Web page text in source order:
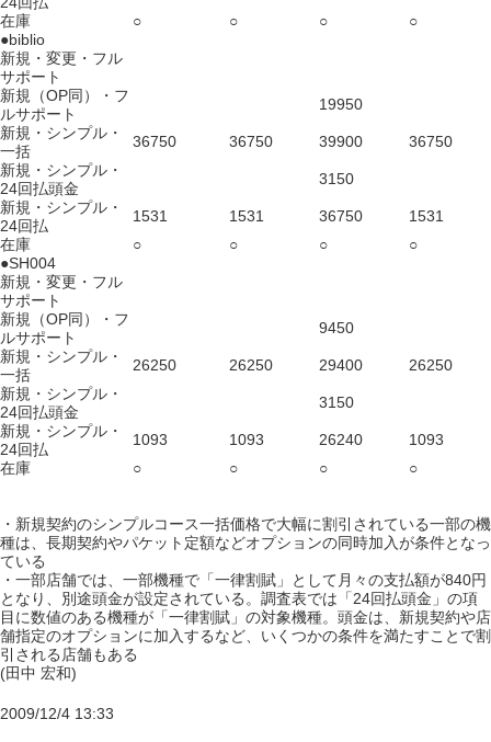
在庫
○ ○ ○
○
●biblio
新規・変更・フル
サポート
新規（OP同）・フ
ルサポート
19950
新規・シンプル・
一括
36750 36750 39900
36750
新規・シンプル・
24回払頭金
3150
新規・シンプル・
24回払
1531 1531 36750
1531
在庫
○ ○ ○
○
●SH004
新規・変更・フル
サポート
新規（OP同）・フ
ルサポート
9450
新規・シンプル・
一括
26250 26250 29400
26250
新規・シンプル・
24回払頭金
3150
新規・シンプル・
24回払
1093 1093 26240
1093
在庫
○ ○ ○ ○
・新規契約のシンプルコース一括価格で大幅に割引されている一部の機
種は、長期契約やパケット定額などオプションの同時加入が条件となっ
ている
・一部店舗では、一部機種で「一律割賦」として月々の支払額が840円
となり、別途頭金が設定されている。調査表では「24回払頭金」の項
目に数値のある機種が「一律割賦」の対象機種。頭金は、新規契約や店
舗指定のオプションに加入するなど、いくつかの条件を満たすことで割
引される店舗もある
(田中 宏和)
2009/12/4 13:33